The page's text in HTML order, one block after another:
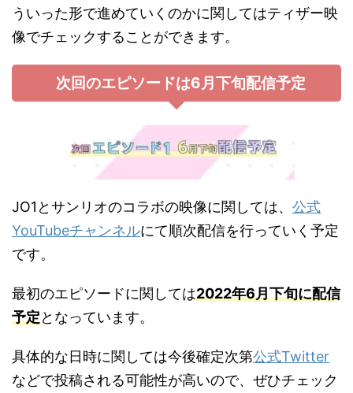
ういった形で進めていくのかに関してはティザー映
像でチェックすることができます。
次回のエピソードは6月下旬配信予定
JO1とサンリオのコラボの映像に関しては、 公式
YouTubeチャンネルにて順次配信を行っていく予定
です。
最初のエピソードに関しては2022年6月下旬に配信
予定となっています。
具体的な日時に関しては今後確定次第公式Twitter
などで投稿される可能性が高いので、ぜひチェック